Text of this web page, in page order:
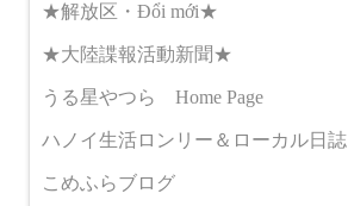
★解放区・Đổi mới★
★大陸諜報活動新聞★
うる星やつら Home Page
ハノイ生活ロンリー＆ローカル日誌
こめふらブログ